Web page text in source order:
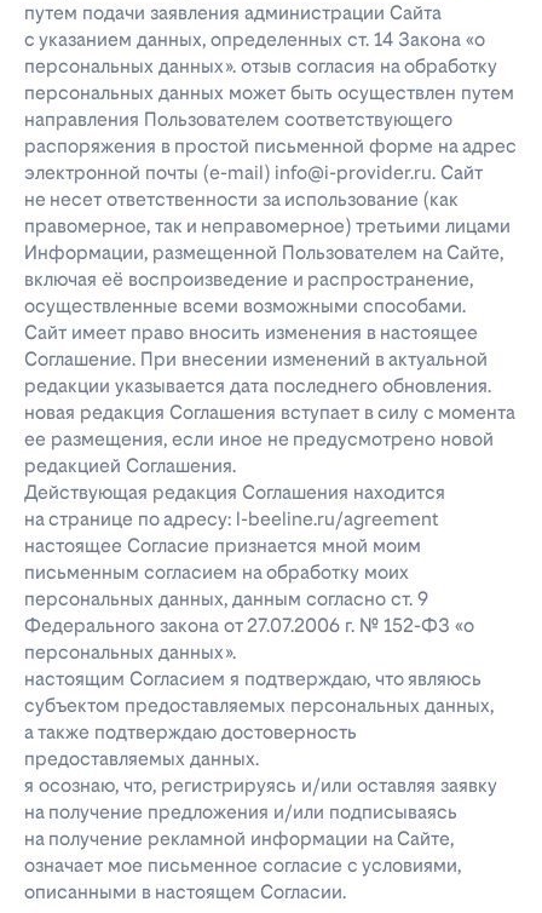
путем подачи заявления администрации Сайта
с указанием данных, определенных ст. 14 Закона «о
персональных данных». отзыв согласия на обработку
персональных данных может быть осуществлен путем
направления Пользователем соответствующего
распоряжения в простой письменной форме на адрес
электронной почты (e-mail) info@i-provider.ru. Сайт
не несет ответственности за использование (как
правомерное, так и неправомерное) третьими лицами
Информации, размещенной Пользователем на Сайте,
включая её воспроизведение и распространение,
осуществленные всеми возможными способами.
Сайт имеет право вносить изменения в настоящее
Соглашение. При внесении изменений в актуальной
редакции указывается дата последнего обновления.
новая редакция Соглашения вступает в силу с момента
ее размещения, если иное не предусмотрено новой
редакцией Соглашения.
Действующая редакция Соглашения находится
на странице по адресу: l-beeline.ru/agreement
настоящее Согласие признается мной моим
письменным согласием на обработку моих
персональных данных, данным согласно ст. 9
Федерального закона от 27.07.2006 г. № 152-ФЗ «о
персональных данных».
настоящим Согласием я подтверждаю, что являюсь
субъектом предоставляемых персональных данных,
а также подтверждаю достоверность
предоставляемых данных.
я осознаю, что, регистрируясь и/или оставляя заявку
на получение предложения и/или подписываясь
на получение рекламной информации на Сайте,
означает мое письменное согласие с условиями,
описанными в настоящем Согласии.